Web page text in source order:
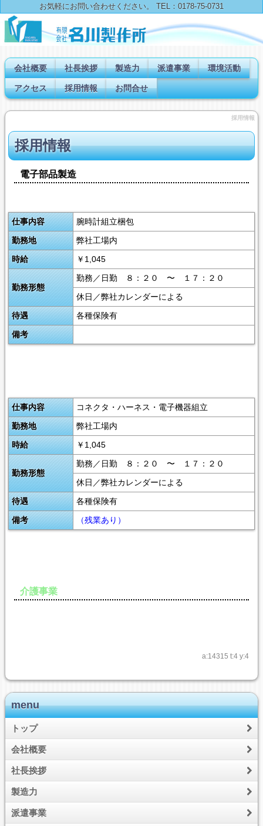
お気軽にお問い合わせください。 TEL：0178-75-0731
会社概要 社長挨拶 製造力 派遣事業 環境活動
アクセス 採用情報 お問合せ
採用情報
採用情報
電子部品製造
仕事内容
腕時計組立梱包
勤務地
弊社工場内
時給
￥1,045
勤務形態
勤務／日勤 ８：２０ 〜 １７：２０
休日／弊社カレンダーによる
待遇
各種保険有
備考
仕事内容
コネクタ・ハーネス・電子機器組立
勤務地
弊社工場内
時給
￥1,045
勤務形態
勤務／日勤 ８：２０ 〜 １７：２０
休日／弊社カレンダーによる
待遇
各種保険有
備考
（残業あり）
介護事業
a:14315 t:4 y:4
menu
トップ
会社概要
社長挨拶
製造力
派遣事業